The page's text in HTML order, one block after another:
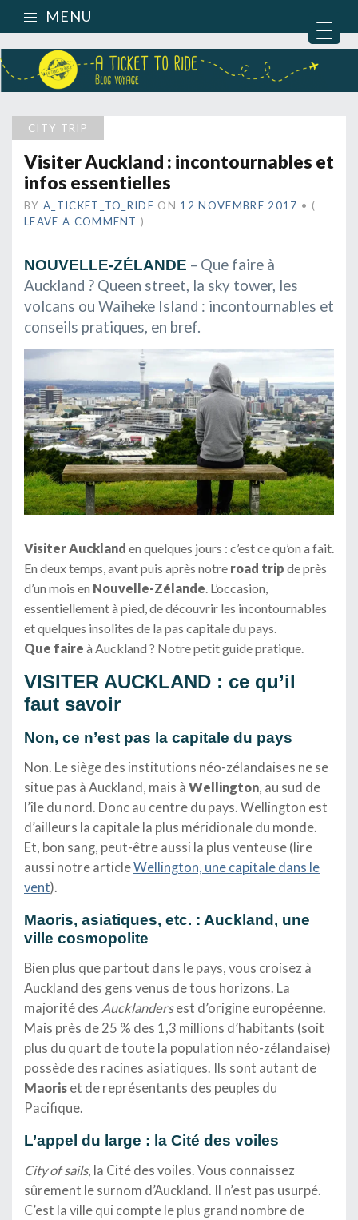
MENU
CITY TRIP
Visiter Auckland : incontournables et
infos essentielles
BY A_TICKET_TO_RIDE ON 12 NOVEMBRE 2017 • (
LEAVE A COMMENT )
NOUVELLE-ZÉLANDE – Que faire à
Auckland ? Queen street, la sky tower, les
volcans ou Waiheke Island : incontournables et
conseils pratiques, en bref.
Visiter Auckland en quelques jours : c’est ce qu’on a fait.
En deux temps, avant puis après notre road trip de près
d’un mois en Nouvelle-Zélande. L’occasion,
essentiellement à pied, de découvrir les incontournables
et quelques insolites de la pas capitale du pays.
Que faire à Auckland ? Notre petit guide pratique.
VISITER AUCKLAND : ce qu’il
faut savoir
Non, ce n’est pas la capitale du pays
Non. Le siège des institutions néo-zélandaises ne se
situe pas à Auckland, mais à Wellington, au sud de
l’île du nord. Donc au centre du pays. Wellington est
d’ailleurs la capitale la plus méridionale du monde.
Et, bon sang, peut-être aussi la plus venteuse (lire
aussi notre articleWellington, une capitale dans le
vent).
Maoris, asiatiques, etc. : Auckland, une
ville cosmopolite
Bien plus que partout dans le pays, vous croisez à
Auckland des gens venus de tous horizons. La
majorité des Aucklandersest d’origine européenne.
Mais près de 25 % des 1,3 millions d’habitants (soit
plus du quart de toute la population néo-zélandaise)
possède des racines asiatiques. Ils sont autant de
Maoris et de représentants des peuples du
Pacifique.
L’appel du large : la Cité des voiles
City of sails, la Cité des voiles. Vous connaissez
sûrement le surnom d’Auckland. Il n’est pas usurpé.
C’est la ville qui compte le plus grand nombre de